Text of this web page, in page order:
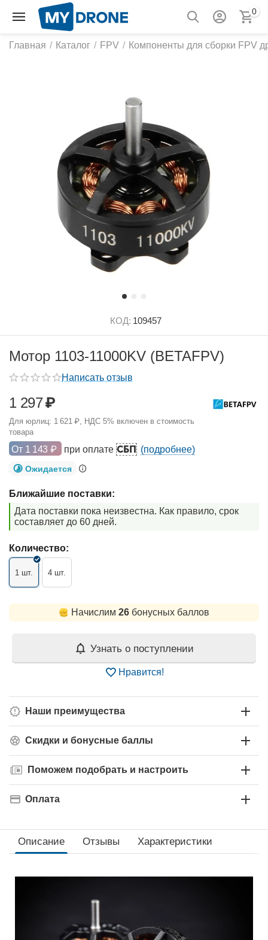
0
Главная / Каталог / FPV / Компоненты для сборки FPV
КОД: 109457
Мотор 1103-11000KV (BETAFPV)
Написать отзыв
1 297₽
Для юрлиц: 1 621 ₽, НДС 5% включен в стоимость
товара
От 1 143 ₽ при оплате СБП (подробнее)
Ожидается
Ближайшие поставки:
Дата поставки пока неизвестна. Как правило, срок
составляет до 60 дней.
Количество:
1 шт. 4 шт.
Начислим 26бонусных баллов
Узнать о поступлении
Нравится!
Наши преимущества
Скидки и бонусные баллы
Поможем подобрать и настроить
Оплата
Описание Отзывы Характеристики